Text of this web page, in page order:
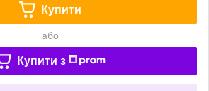
Купити
або
Купити з